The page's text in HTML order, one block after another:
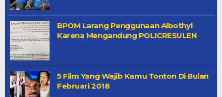
BPOM Larang Penggunaan Albothyl
Karena Mengandung POLICRESULEN
5 Film Yang Wajib Kamu Tonton Di Bulan
Februari 2018